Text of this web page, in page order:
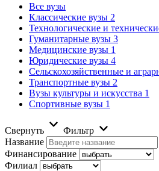
Все вузы
Классические вузы 2
Технологические и
Гуманитарные вузы 3
Медицинские вузы 1
Юридические вузы 4
Сельскохозяйственные и
Транспортные вузы 2
Вузы культуры и искусства 1
Спортивные вузы 1
Свернуть
Фильтр
Название
Финансирование
Филиал